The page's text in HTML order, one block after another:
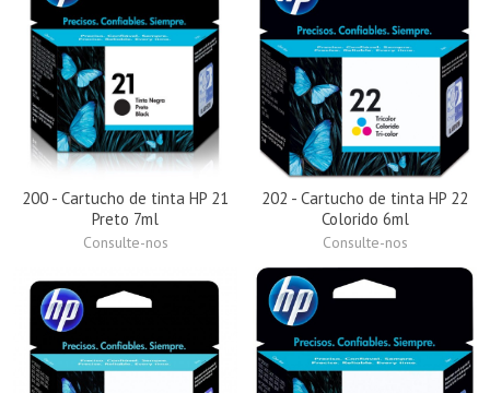
200 - Cartucho de tinta HP 21
Preto 7ml
Consulte-nos
202 - Cartucho de tinta HP 22
Colorido 6ml
Consulte-nos